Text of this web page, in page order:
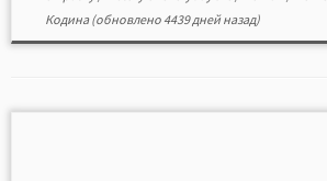
Кодина(обновлено 4439 дней назад)